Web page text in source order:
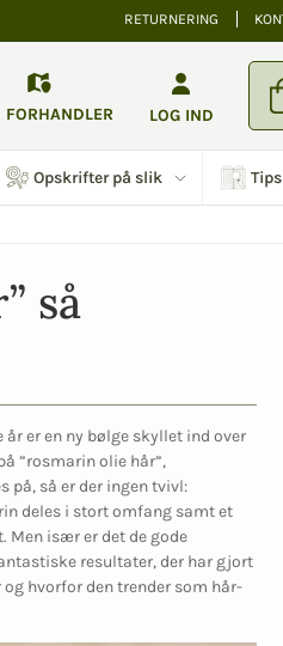
RETURNERING
FORHANDLER LOG IND
Opskrifter på slik
så
er en ny bølge skyllet ind over
”rosmarin olie hår”,
på, så er der ingen tvivl:
deles i stort omfang samt et
Men især er det de gode
resultater, der har gjort
hvorfor den trender som hår-